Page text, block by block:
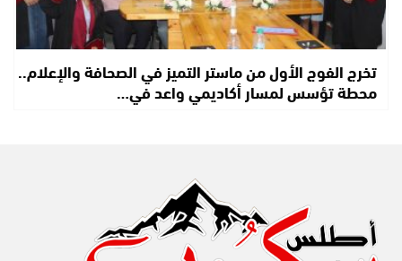
تخرج الفوج الأول من ماستر التميز في الصحافة والإعلام..
محطة تؤسس لمسار أكاديمي واعد في…